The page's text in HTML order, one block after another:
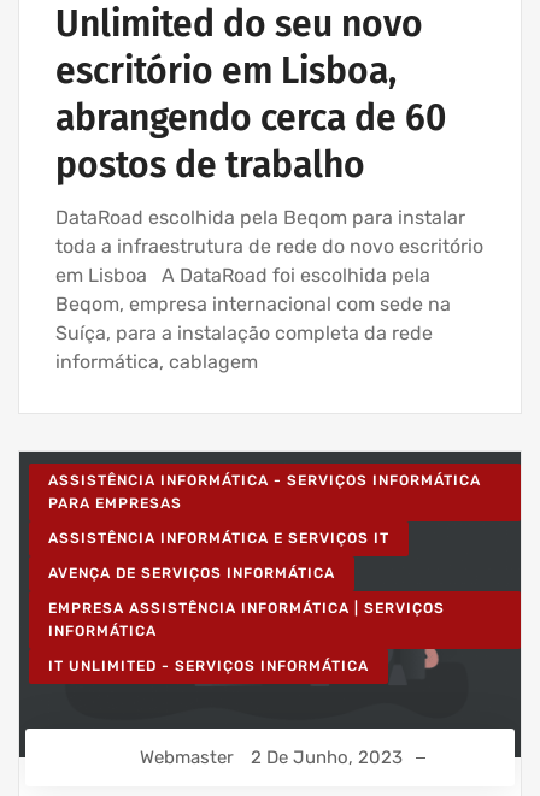
Unlimited do seu novo
escritório em Lisboa,
abrangendo cerca de 60
postos de trabalho
DataRoad escolhida pela Beqom para instalar
toda a infraestrutura de rede do novo escritório
em Lisboa A DataRoad foi escolhida pela
Beqom, empresa internacional com sede na
Suíça, para a instalação completa da rede
informática, cablagem
ASSISTÊNCIA INFORMÁTICA - SERVIÇOS INFORMÁTICA
PARA EMPRESAS
ASSISTÊNCIA INFORMÁTICA E SERVIÇOS IT
AVENÇA DE SERVIÇOS INFORMÁTICA
EMPRESA ASSISTÊNCIA INFORMÁTICA | SERVIÇOS
INFORMÁTICA
IT UNLIMITED - SERVIÇOS INFORMÁTICA
Webmaster 2 De Junho, 2023